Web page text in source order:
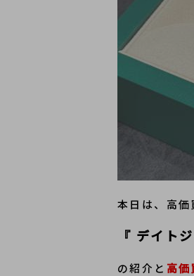
本日は、高価
『 デイト
の紹介と 高価